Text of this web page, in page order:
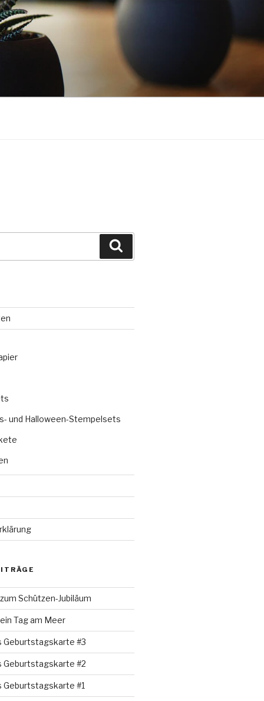
und Halloween-Stempelsets
Schützen-Jubiläum
Tag am Meer
Geburtstagskarte #3
Geburtstagskarte #2
Geburtstagskarte #1